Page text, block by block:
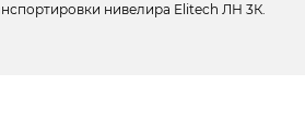
нивелира Elitech ЛН 3К.